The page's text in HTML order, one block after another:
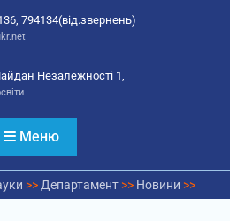
794134(від.звернень)
Незалежності 1,
Меню
>> Департамент>> Новини >>